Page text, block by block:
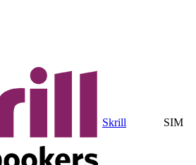
Skrill SIM